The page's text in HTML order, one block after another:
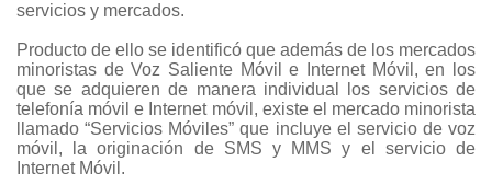
servicios y mercados.
Producto de ello se identificó que además de los mercados
minoristas de Voz Saliente Móvil e Internet Móvil, en los
que se adquieren de manera individual los servicios de
telefonía móvil e Internet móvil, existe el mercado minorista
llamado “Servicios Móviles” que incluye el servicio de voz
móvil, la originación de SMS y MMS y el servicio de
Internet Móvil.